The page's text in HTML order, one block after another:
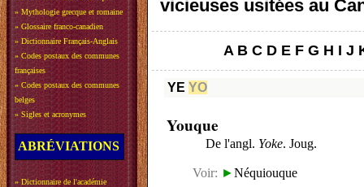
» Mythologie grecque et romaine
» Glossaire franco-canadien
» Dictionnaire Français-Anglais
» Codes postaux des communes
françaises
» Codes postaux des communes
belges
» Sigles et acronymes
ABRÉVIATIONS
» Dictionnaire de l'académie
vicieuses usitées au
A B C D E F G H I J
YE YO
Youque
De l'angl. Yoke. Joug.
Voir: ►Néquiouque